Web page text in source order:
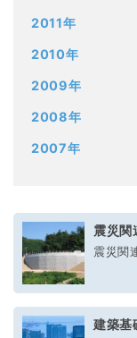
2011年
2010年
2009年
2008年
2007年
震災関
震災関
建築基